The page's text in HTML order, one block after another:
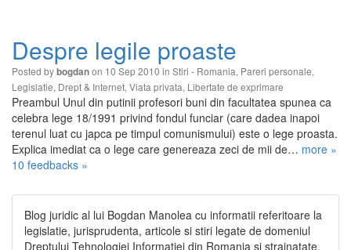
Despre legile proaste
Posted bybogdanon 10 Sep 2010 in Stiri - Romania, Pareri personale,
Legislatie, Drept & Internet, Viata privata, Libertate de exprimare
Preambul Unul din putinii profesori buni din facultatea spunea ca
celebra lege 18/1991 privind fondul funciar (care dadea inapoi
terenul luat cu japca pe timpul comunismului) este o lege proasta.
Explica imediat ca o lege care genereaza zeci de mii de… more »
10 feedbacks »
Blog juridic al lui Bogdan Manolea cu informatii referitoare la
legislatie, jurisprudenta, articole si stiri legate de domeniul
Dreptului Tehnologiei Informatiei din Romania si strainatate.